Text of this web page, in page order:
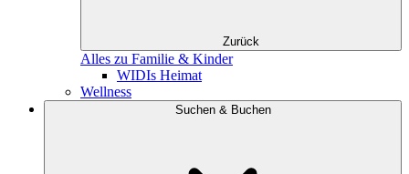
Zurück
Alles zu Familie & Kinder
WIDIs Heimat
Wellness
Suchen & Buchen